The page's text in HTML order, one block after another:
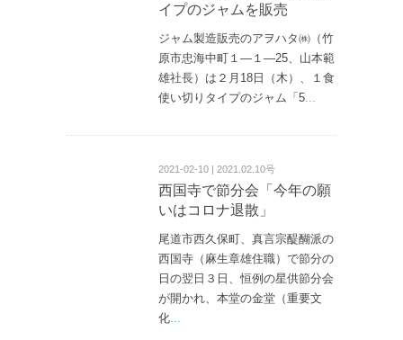
イプのジャムを販売
ジャム製造販売のアヲハタ㈱（竹
原市忠海中町１—１—25、山本範
雄社長）は２月18日（木）、１食
使い切りタイプのジャム「5
2021-02-10 | 2021.02.10号
西国寺で節分会「今年の願
いはコロナ退散」
尾道市西久保町、真言宗醍醐派の
西国寺（麻生章雄住職）で節分の
日の翌日３日、恒例の星供節分会
が開かれ、本堂の金堂（重要文
化